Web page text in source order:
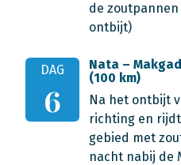
de
ontbijt)
DAG
6
Nata –
(100 km)
Na het ontbijt
richting en
gebied met
nacht nabij de